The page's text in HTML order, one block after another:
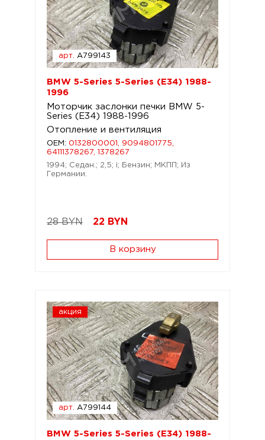
арт. A799143
BMW 5-Series 5-Series (E34) 1988-
1996
Моторчик заслонки печки BMW 5-
Series (E34) 1988-1996
Отопление и вентиляция
OEM: 0132800001, 9094801775,
64111378267, 1378267
1994; Седан.; 2,5; i; Бензин; МКПП; Из
Германии.
28 BYN 22 BYN
В корзину
акция
арт. A799144
BMW 5-Series 5-Series (E34) 1988-